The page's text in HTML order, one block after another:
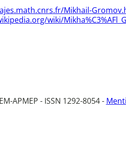
Mikhail-
wiki/
APMEP - ISSN 1292-8054 -